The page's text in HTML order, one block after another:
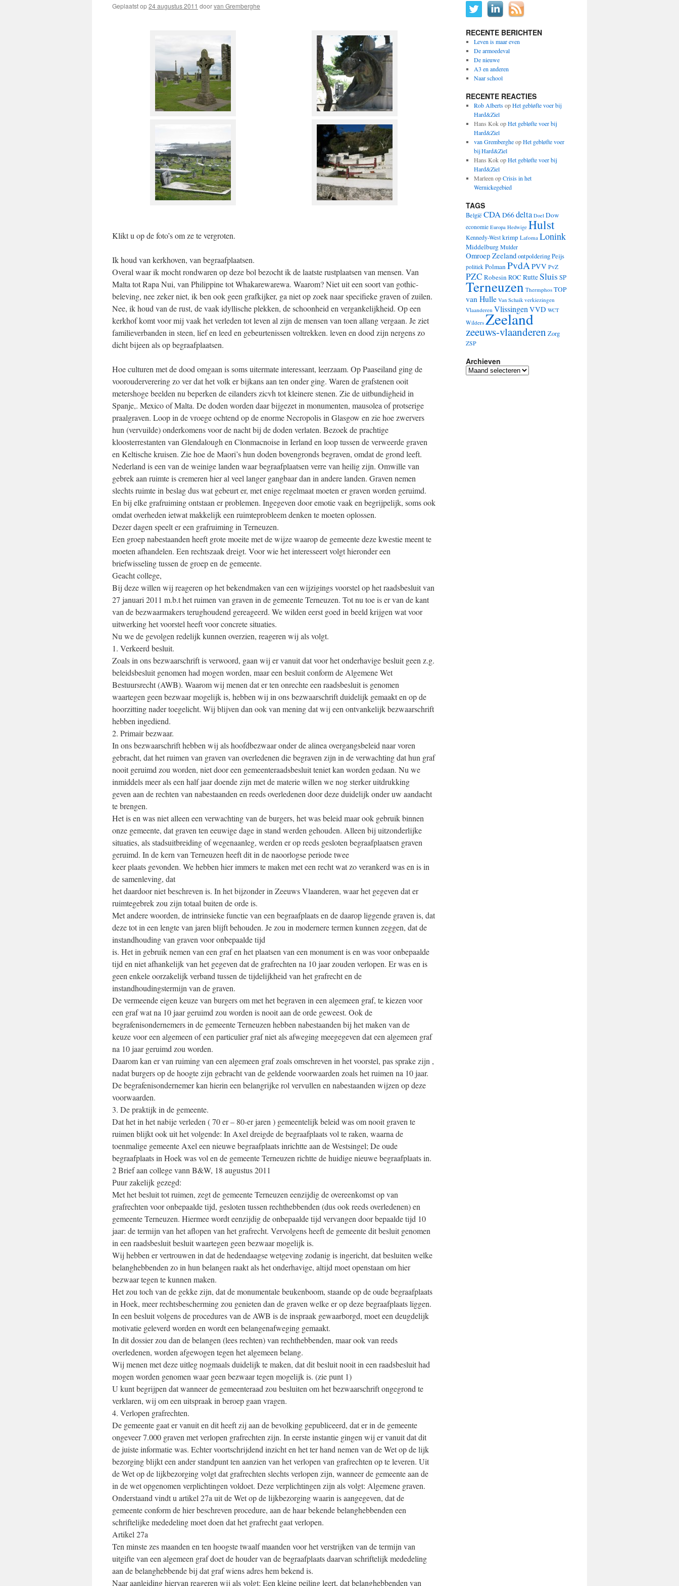
Geplaatst op24 augustus 2011 doorvan Gremberghe
Klikt u op de foto’s om ze te vergroten.
Ik houd van kerkhoven, van begraafplaatsen.
Overal waar ik mocht rondwaren op deze bol bezocht ik de laatste rustplaatsen van mensen. Van
Malta tot Rapa Nui, van Philippine tot Whakarewarewa. Waarom? Niet uit een soort van gothic-
beleving, nee zeker niet, ik ben ook geen grafkijker, ga niet op zoek naar specifieke graven of zuilen.
Nee, ik houd van de rust, de vaak idyllische plekken, de schoonheid en vergankelijkheid. Op een
kerkhof komt voor mij vaak het verleden tot leven al zijn de mensen van toen allang vergaan. Je ziet
familieverbanden in steen, lief en leed en gebeurtenissen voltrekken. leven en dood zijn nergens zo
dicht bijeen als op begraafplaatsen.
Hoe culturen met de dood omgaan is soms uitermate interessant, leerzaam. Op Paaseiland ging de
voorouderverering zo ver dat het volk er bijkans aan ten onder ging. Waren de grafstenen ooit
metershoge beelden nu beperken de eilanders zicvh tot kleinere stenen. Zie de uitbundigheid in
Spanje,. Mexico of Malta. De doden worden daar bijgezet in monumenten, mausolea of protserige
praalgraven. Loop in de vroege ochtend op de enorme Necropolis in Glasgow en zie hoe zwervers
hun (vervuilde) onderkomens voor de nacht bij de doden verlaten. Bezoek de prachtige
kloosterrestanten van Glendalough en Clonmacnoise in Ierland en loop tussen de verweerde graven
en Keltische kruisen. Zie hoe de Maori’s hun doden bovengronds begraven, omdat de grond leeft.
Nederland is een van de weinige landen waar begraafplaatsen verre van heilig zijn. Omwille van
gebrek aan ruimte is cremeren hier al veel langer gangbaar dan in andere landen. Graven nemen
slechts ruimte in beslag dus wat gebeurt er, met enige regelmaat moeten er graven worden geruimd.
En bij elke grafruiming ontstaan er problemen. Ingegeven door emotie vaak en begrijpelijk, soms ook
omdat overheden ietwat makkelijk een ruimteprobleem denken te moeten oplossen.
Dezer dagen speelt er een grafruiming in Terneuzen.
Een groep nabestaanden heeft grote moeite met de wijze waarop de gemeente deze kwestie meent te
moeten afhandelen. Een rechtszaak dreigt. Voor wie het interesseert volgt hieronder een
briefwisseling tussen de groep en de gemeente.
Geacht college,
Bij deze willen wij reageren op het bekendmaken van een wijzigings voorstel op het raadsbesluit van
27 januari 2011 m.b.t het ruimen van graven in de gemeente Terneuzen. Tot nu toe is er van de kant
van de bezwaarmakers terughoudend gereageerd. We wilden eerst goed in beeld krijgen wat voor
uitwerking het voorstel heeft voor concrete situaties.
Nu we de gevolgen redelijk kunnen overzien, reageren wij als volgt.
1. Verkeerd besluit.
Zoals in ons bezwaarschrift is verwoord, gaan wij er vanuit dat voor het onderhavige besluit geen z.g.
beleidsbesluit genomen had mogen worden, maar een besluit conform de Algemene Wet
Bestuursrecht (AWB). Waarom wij menen dat er ten onrechte een raadsbesluit is genomen
waartegen geen bezwaar mogelijk is, hebben wij in ons bezwaarschrift duidelijk gemaakt en op de
hoorzitting nader toegelicht. Wij blijven dan ook van mening dat wij een ontvankelijk bezwaarschrift
hebben ingediend.
2. Primair bezwaar.
In ons bezwaarschrift hebben wij als hoofdbezwaar onder de alinea overgangsbeleid naar voren
gebracht, dat het ruimen van graven van overledenen die begraven zijn in de verwachting dat hun graf
nooit geruimd zou worden, niet door een gemeenteraadsbesluit teniet kan worden gedaan. Nu we
inmiddels meer als een half jaar doende zijn met de materie willen we nog sterker uitdrukking
geven aan de rechten van nabestaanden en reeds overledenen door deze duidelijk onder uw aandacht
te brengen.
Het is en was niet alleen een verwachting van de burgers, het was beleid maar ook gebruik binnen
onze gemeente, dat graven ten eeuwige dage in stand werden gehouden. Alleen bij uitzonderlijke
situaties, als stadsuitbreiding of wegenaanleg, werden er op reeds gesloten begraafplaatsen graven
geruimd. In de kern van Terneuzen heeft dit in de naoorlogse periode twee
keer plaats gevonden. We hebben hier immers te maken met een recht wat zo verankerd was en is in
de samenleving, dat
het daardoor niet beschreven is. In het bijzonder in Zeeuws Vlaanderen, waar het gegeven dat er
ruimtegebrek zou zijn totaal buiten de orde is.
Met andere woorden, de intrinsieke functie van een begraafplaats en de daarop liggende graven is, dat
deze tot in een lengte van jaren blijft behouden. Je zou in modernere termen kunnen zeggen, dat de
instandhouding van graven voor onbepaalde tijd
is. Het in gebruik nemen van een graf en het plaatsen van een monument is en was voor onbepaalde
tijd en niet afhankelijk van het gegeven dat de grafrechten na 10 jaar zouden verlopen. Er was en is
geen enkele oorzakelijk verband tussen de tijdelijkheid van het grafrecht en de
instandhoudingstermijn van de graven.
De vermeende eigen keuze van burgers om met het begraven in een algemeen graf, te kiezen voor
een graf wat na 10 jaar geruimd zou worden is nooit aan de orde geweest. Ook de
begrafenisondernemers in de gemeente Terneuzen hebben nabestaanden bij het maken van de
keuze voor een algemeen of een particulier graf niet als afweging meegegeven dat een algemeen graf
na 10 jaar geruimd zou worden.
Daarom kan er van ruiming van een algemeen graf zoals omschreven in het voorstel, pas sprake zijn ,
nadat burgers op de hoogte zijn gebracht van de geldende voorwaarden zoals het ruimen na 10 jaar.
De begrafenisondernemer kan hierin een belangrijke rol vervullen en nabestaanden wijzen op deze
voorwaarden.
3. De praktijk in de gemeente.
Dat het in het nabije verleden ( 70 er – 80-er jaren ) gemeentelijk beleid was om nooit graven te
ruimen blijkt ook uit het volgende: In Axel dreigde de begraafplaats vol te raken, waarna de
toenmalige gemeente Axel een nieuwe begraafplaats inrichtte aan de Westsingel; De oude
begraafplaats in Hoek was vol en de gemeente Terneuzen richtte de huidige nieuwe begraafplaats in.
2 Brief aan college vann B&W, 18 augustus 2011
Puur zakelijk gezegd:
Met het besluit tot ruimen, zegt de gemeente Terneuzen eenzijdig de overeenkomst op van
grafrechten voor onbepaalde tijd, gesloten tussen rechthebbenden (dus ook reeds overledenen) en
gemeente Terneuzen. Hiermee wordt eenzijdig de onbepaalde tijd vervangen door bepaalde tijd 10
jaar: de termijn van het aflopen van het grafrecht. Vervolgens heeft de gemeente dit besluit genomen
in een raadsbesluit besluit waartegen geen bezwaar mogelijk is.
Wij hebben er vertrouwen in dat de hedendaagse wetgeving zodanig is ingericht, dat besluiten welke
belanghebbenden zo in hun belangen raakt als het onderhavige, altijd moet openstaan om hier
bezwaar tegen te kunnen maken.
Het zou toch van de gekke zijn, dat de monumentale beukenboom, staande op de oude begraafplaats
in Hoek, meer rechtsbescherming zou genieten dan de graven welke er op deze begraafplaats liggen.
In een besluit volgens de procedures van de AWB is de inspraak gewaarborgd, moet een deugdelijk
motivatie geleverd worden en wordt een belangenafweging gemaakt.
In dit dossier zou dan de belangen (lees rechten) van rechthebbenden, maar ook van reeds
overledenen, worden afgewogen tegen het algemeen belang.
Wij menen met deze uitleg nogmaals duidelijk te maken, dat dit besluit nooit in een raadsbesluit had
mogen worden genomen waar geen bezwaar tegen mogelijk is. (zie punt 1)
U kunt begrijpen dat wanneer de gemeenteraad zou besluiten om het bezwaarschrift ongegrond te
verklaren, wij om een uitspraak in beroep gaan vragen.
4. Verlopen grafrechten.
De gemeente gaat er vanuit en dit heeft zij aan de bevolking gepubliceerd, dat er in de gemeente
ongeveer 7.000 graven met verlopen grafrechten zijn. In eerste instantie gingen wij er vanuit dat dit
de juiste informatie was. Echter voortschrijdend inzicht en het ter hand nemen van de Wet op de lijk
bezorging blijkt een ander standpunt ten aanzien van het verlopen van grafrechten op te leveren. Uit
de Wet op de lijkbezorging volgt dat grafrechten slechts verlopen zijn, wanneer de gemeente aan de
in de wet opgenomen verplichtingen voldoet. Deze verplichtingen zijn als volgt: Algemene graven.
Onderstaand vindt u artikel 27a uit de Wet op de lijkbezorging waarin is aangegeven, dat de
gemeente conform de hier beschreven procedure, aan de haar bekende belanghebbenden een
schriftelijke mededeling moet doen dat het grafrecht gaat verlopen.
Artikel 27a
Ten minste zes maanden en ten hoogste twaalf maanden voor het verstrijken van de termijn van
uitgifte van een algemeen graf doet de houder van de begraafplaats daarvan schriftelijk mededeling
aan de belanghebbende bij dat graf wiens adres hem bekend is.
Naar aanleiding hiervan reageren wij als volgt: Een kleine peiling leert, dat belanghebbenden van
RECENTE BERICHTEN
Leven is maar even
De armoedeval
De nieuwe
A3 en anderen
Naar school
RECENTE REACTIES
Rob AlbertsopHet gebløfte voer bij
Hard&Ziel
Hans KokopHet gebløfte voer bij
Hard&Ziel
van GrembergheopHet gebløfte voer
bij Hard&Ziel
Hans KokopHet gebløfte voer bij
Hard&Ziel
Marleen opCrisis in het
Wernickegebied
TAGS
België CDAD66delta Doel Dow
economie Europa Hedwige Hulst
Kennedy-Westkrimp Lafoma Lonink
MiddelburgMulder
Omroep ZeelandontpolderingPeijs
politiek PolmanPvdAPVV PvZ
PZC Robesin ROC RutteSluis SP
Terneuzen Thermphos TOP
van Hulle Van Schaik verkiezingen
Vlaanderen VlissingenVVD WCT
Wilders Zeeland
zeeuws-vlaanderen Zorg
ZSP
Archieven
Archieven